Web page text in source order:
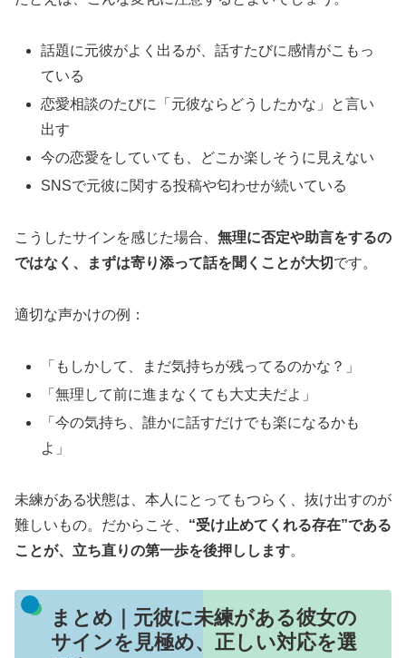
話題に元彼がよく出るが、話すたびに感情がこもっ
ている
恋愛相談のたびに「元彼ならどうしたかな」と言い
出す
今の恋愛をしていても、どこか楽しそうに見えない
SNSで元彼に関する投稿や匂わせが続いている
こうしたサインを感じた場合、 無理に否定や助言をするの
ではなく、まずは寄り添って話を聞くことが大切 です。
適切な声かけの例：
「もしかして、まだ気持ちが残ってるのかな？」
「無理して前に進まなくても大丈夫だよ」
「今の気持ち、誰かに話すだけでも楽になるかも
よ」
未練がある状態は、本人にとってもつらく、抜け出すのが
難しいもの。だからこそ、 “受け止めてくれる存在”である
ことが、立ち直りの第一歩を後押しします。
まとめ｜元彼に未練がある彼女の
サインを見極め、正しい対応を選